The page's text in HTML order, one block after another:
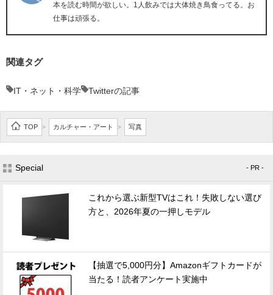
本を読む時間が欲しい。1人飲みでは大体焼き鳥食ってる。お
仕事は頑張る。
関連タグ
IT・ネット・科学 Twitterの記事
TOP > カルチャー・アート > 写真
Special - PR -
これから選ぶ新型TVはこれ！失敗しない選び
方と、2026年夏の一押しモデル
【抽選で5,000円分】Amazonギフトカードが
当たる！読者アンケート実施中